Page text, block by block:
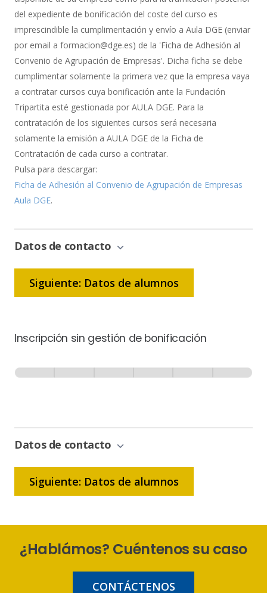
del expediente de bonificación del coste del curso es
imprescindible la cumplimentación y envío a Aula DGE (enviar
por email a formacion@dge.es) de la 'Ficha de Adhesión al
Convenio de Agrupación de Empresas'. Dicha ficha se debe
cumplimentar solamente la primera vez que la empresa vaya
a contratar cursos cuya bonificación ante la Fundación
Tripartita esté gestionada por AULA DGE. Para la
contratación de los siguientes cursos será necesaria
solamente la emisión a AULA DGE de la Ficha de
Contratación de cada curso a contratar.
Pulsa para descargar:
Ficha de Adhesión al Convenio de Agrupación de Empresas
Aula DGE.
Datos de contacto
Siguiente: Datos de alumnos
Inscripción sin gestión de bonificación
-
Bonificación
Datos de contacto
Siguiente: Datos de alumnos
¿Hablámos? Cuéntenos su caso
CONTÁCTENOS